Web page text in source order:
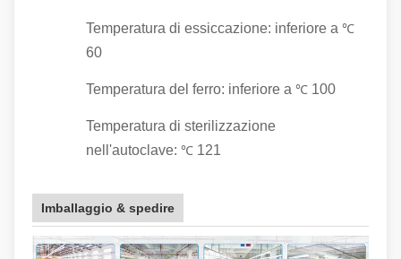
Temperatura di essiccazione: inferiore a ℃
60
Temperatura del ferro: inferiore a ℃ 100
Temperatura di sterilizzazione
nell'autoclave: ℃ 121
Imballaggio & spedire